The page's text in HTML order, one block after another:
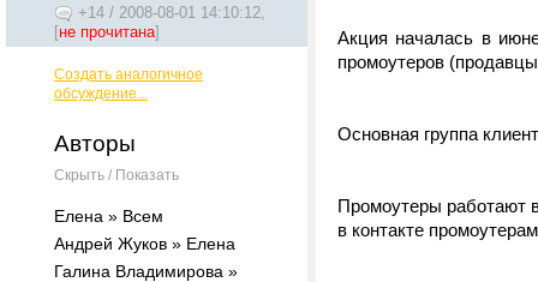
+14 / 2008-08-01 14:10:12,
[не прочитана]
Создать аналогичное
обсуждение...
Авторы
Скрыть / Показать
Елена » Всем
Андрей Жуков » Елена
Галина Владимирова »
Акция началась в
промоутеров
Основная группа
Промоутеры работают
в контакте